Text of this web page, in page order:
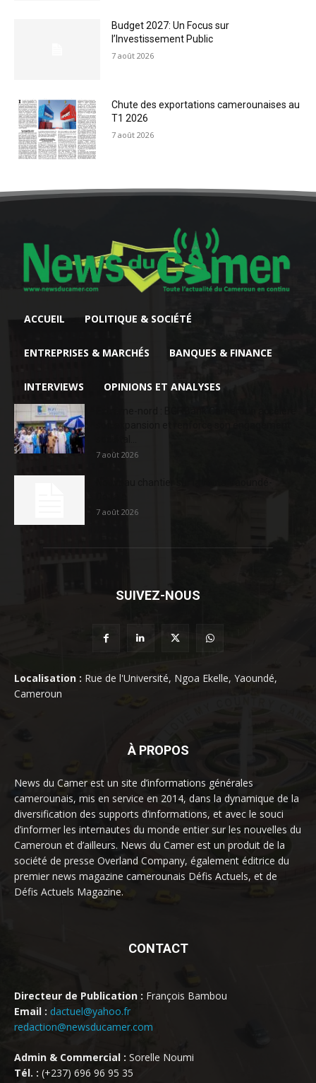
Budget 2027: Un Focus sur
l’Investissement Public
7 août 2026
Chute des exportations camerounaises au
T1 2026
7 août 2026
ACCUEIL POLITIQUE & SOCIÉTÉ
ENTREPRISES & MARCHÉS BANQUES & FINANCE
INTERVIEWS OPINIONS ET ANALYSES
7 août 2026
7 août 2026
SUIVEZ-NOUS
Localisation : Rue de l'Université, Ngoa Ekelle, Yaoundé,
Cameroun
À PROPOS
News du Camer est un site d’informations générales
camerounais, mis en service en 2014, dans la dynamique de la
diversification des supports d’informations, et avec le souci
d’informer les internautes du monde entier sur les nouvelles du
Cameroun et d’ailleurs. News du Camer est un produit de la
société de presse Overland Company, également éditrice du
premier news magazine camerounais Défis Actuels, et de
Défis Actuels Magazine.
CONTACT
Directeur de Publication : François Bambou
Email : dactuel@yahoo.fr
redaction@newsducamer.com
Admin & Commercial : Sorelle Noumi
Tél. : (+237) 696 96 95 35